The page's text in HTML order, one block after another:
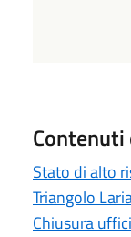
Stato di alto
Triangolo
Chiusura